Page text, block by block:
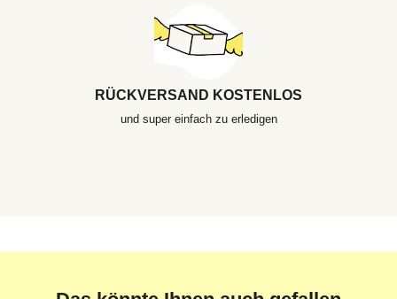
RÜCKVERSAND KOSTENLOS
und super einfach zu erledigen